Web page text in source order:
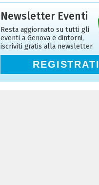
Newsletter Eventi
Resta aggiornato su tutti gli
eventi a Genova e dintorni,
iscriviti gratis alla newsletter
REGISTRATI